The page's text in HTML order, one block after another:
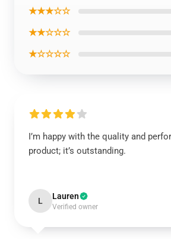
★★★☆☆
★★☆☆☆
★☆☆☆☆
I’m happy with the quality and
product; it’s outstanding.
L Lauren
Verified owner